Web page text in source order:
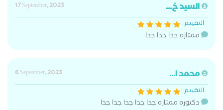
السيد خ...
17 September, 2023
التقييم :
ممتازه جدا جدا جدا
محمد ا...
6 September, 2023
التقييم :
دكتوره ممتازه جدا جدا جدا جدا جدا